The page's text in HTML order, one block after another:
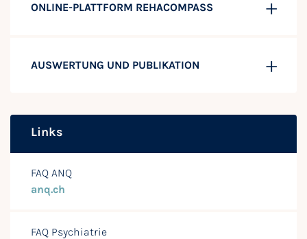
ONLINE-PLATTFORM REHACOMPASS
AUSWERTUNG UND PUBLIKATION
Links
FAQ ANQ
anq.ch
FAQ Psychiatrie